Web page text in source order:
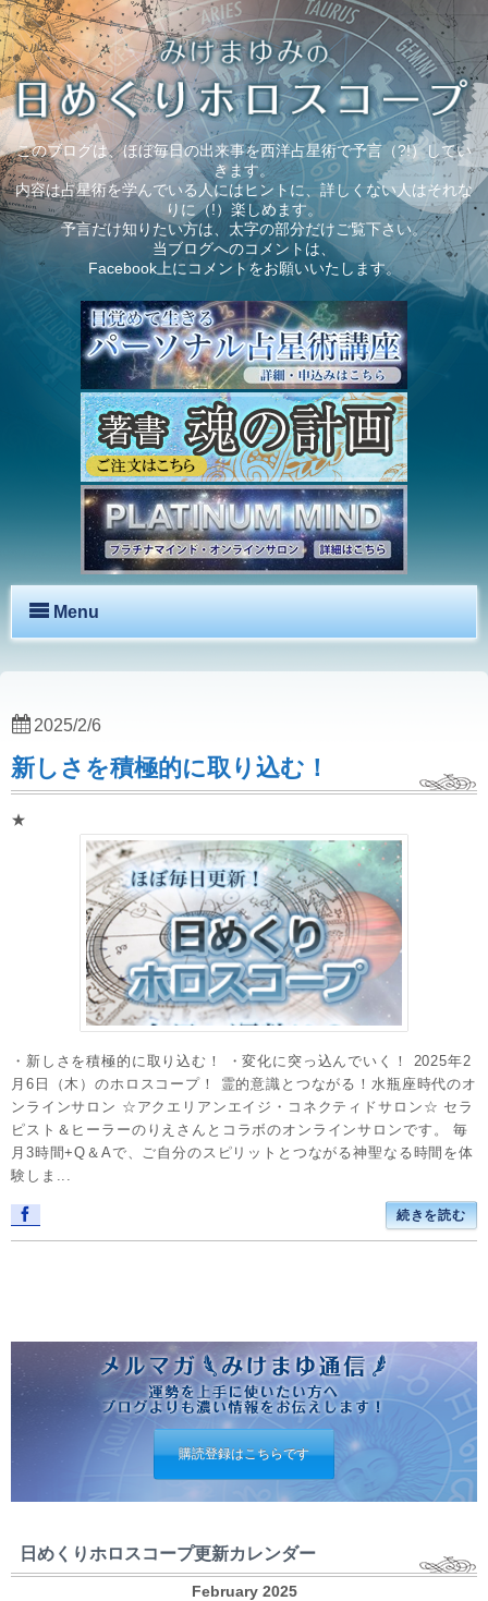
このブログは、ほぼ毎日の出来事を西洋占星術で予言（?!）してい
きます。
内容は占星術を学んでいる人にはヒントに、詳しくない人はそれな
りに（!）楽しめます。
予言だけ知りたい方は、太字の部分だけご覧下さい。
当ブログへのコメントは、
Facebook上にコメントをお願いいたします。
Menu
新しさを積極的に取り込む！
★
・新しさを積極的に取り込む！ ・変化に突っ込んでいく！ 2025年2
月6日（木）のホロスコープ！ 霊的意識とつながる！水瓶座時代のオ
ンラインサロン ☆アクエリアンエイジ・コネクティドサロン☆ セラ
ピスト＆ヒーラーのりえさんとコラボのオンラインサロンです。 毎
月3時間+Q＆Aで、ご自分のスピリットとつながる神聖なる時間を体
験しま...
続きを読む
2025/2/6
購読登録はこちらです
日めくりホロスコープ更新カレンダー
February 2025